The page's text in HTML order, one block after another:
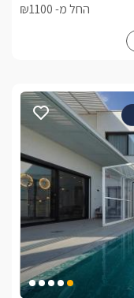
החל מ- ₪1100